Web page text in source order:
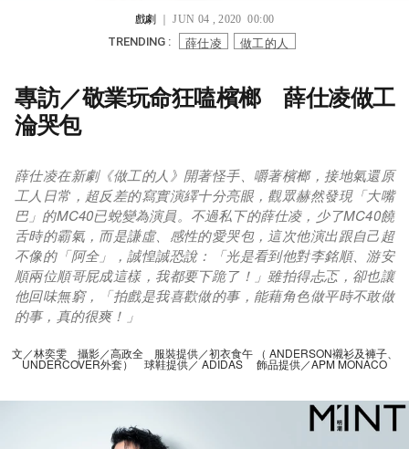
戲劇 ｜ JUN 04 , 2020 00:00
TRENDING : 薛仕凌 做工的人
專訪／敬業玩命狂嗑檳榔 薛仕凌做工
淪哭包
薛仕凌在新劇《做工的人》開著怪手、嚼著檳榔，接地氣還原
工人日常，超反差的寫實演繹十分亮眼，觀眾赫然發現「大嘴
巴」的MC40已蛻變為演員。不過私下的薛仕凌，少了MC40饒
舌時的霸氣，而是謙虛、感性的愛哭包，這次他演出跟自己超
不像的「阿全」，誠惶誠恐說：「光是看到他對李銘順、游安
順兩位順哥屁成這樣，我都要下跪了！」雖拍得忐忑，卻也讓
他回味無窮，「拍戲是我喜歡做的事，能藉角色做平時不敢做
的事，真的很爽！」
文／林奕雯 攝影／高政全 服裝提供／初衣食午 （ ANDERSON襯衫及褲子、
UNDERCOVER外套） 球鞋提供／ ADIDAS 飾品提供／APM MONACO